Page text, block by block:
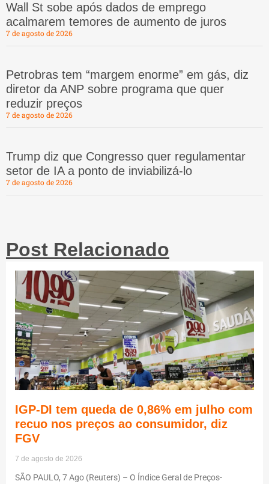
Wall St sobe após dados de emprego
acalmarem temores de aumento de juros
7 de agosto de 2026
Petrobras tem “margem enorme” em gás, diz
diretor da ANP sobre programa que quer
reduzir preços
7 de agosto de 2026
Trump diz que Congresso quer regulamentar
setor de IA a ponto de inviabilizá-lo
7 de agosto de 2026
Post Relacionado
IGP-DI tem queda de 0,86% em julho com
recuo nos preços ao consumidor, diz
FGV
7 de agosto de 2026
SÃO PAULO, 7 Ago (Reuters) – O Índice Geral de Preços-